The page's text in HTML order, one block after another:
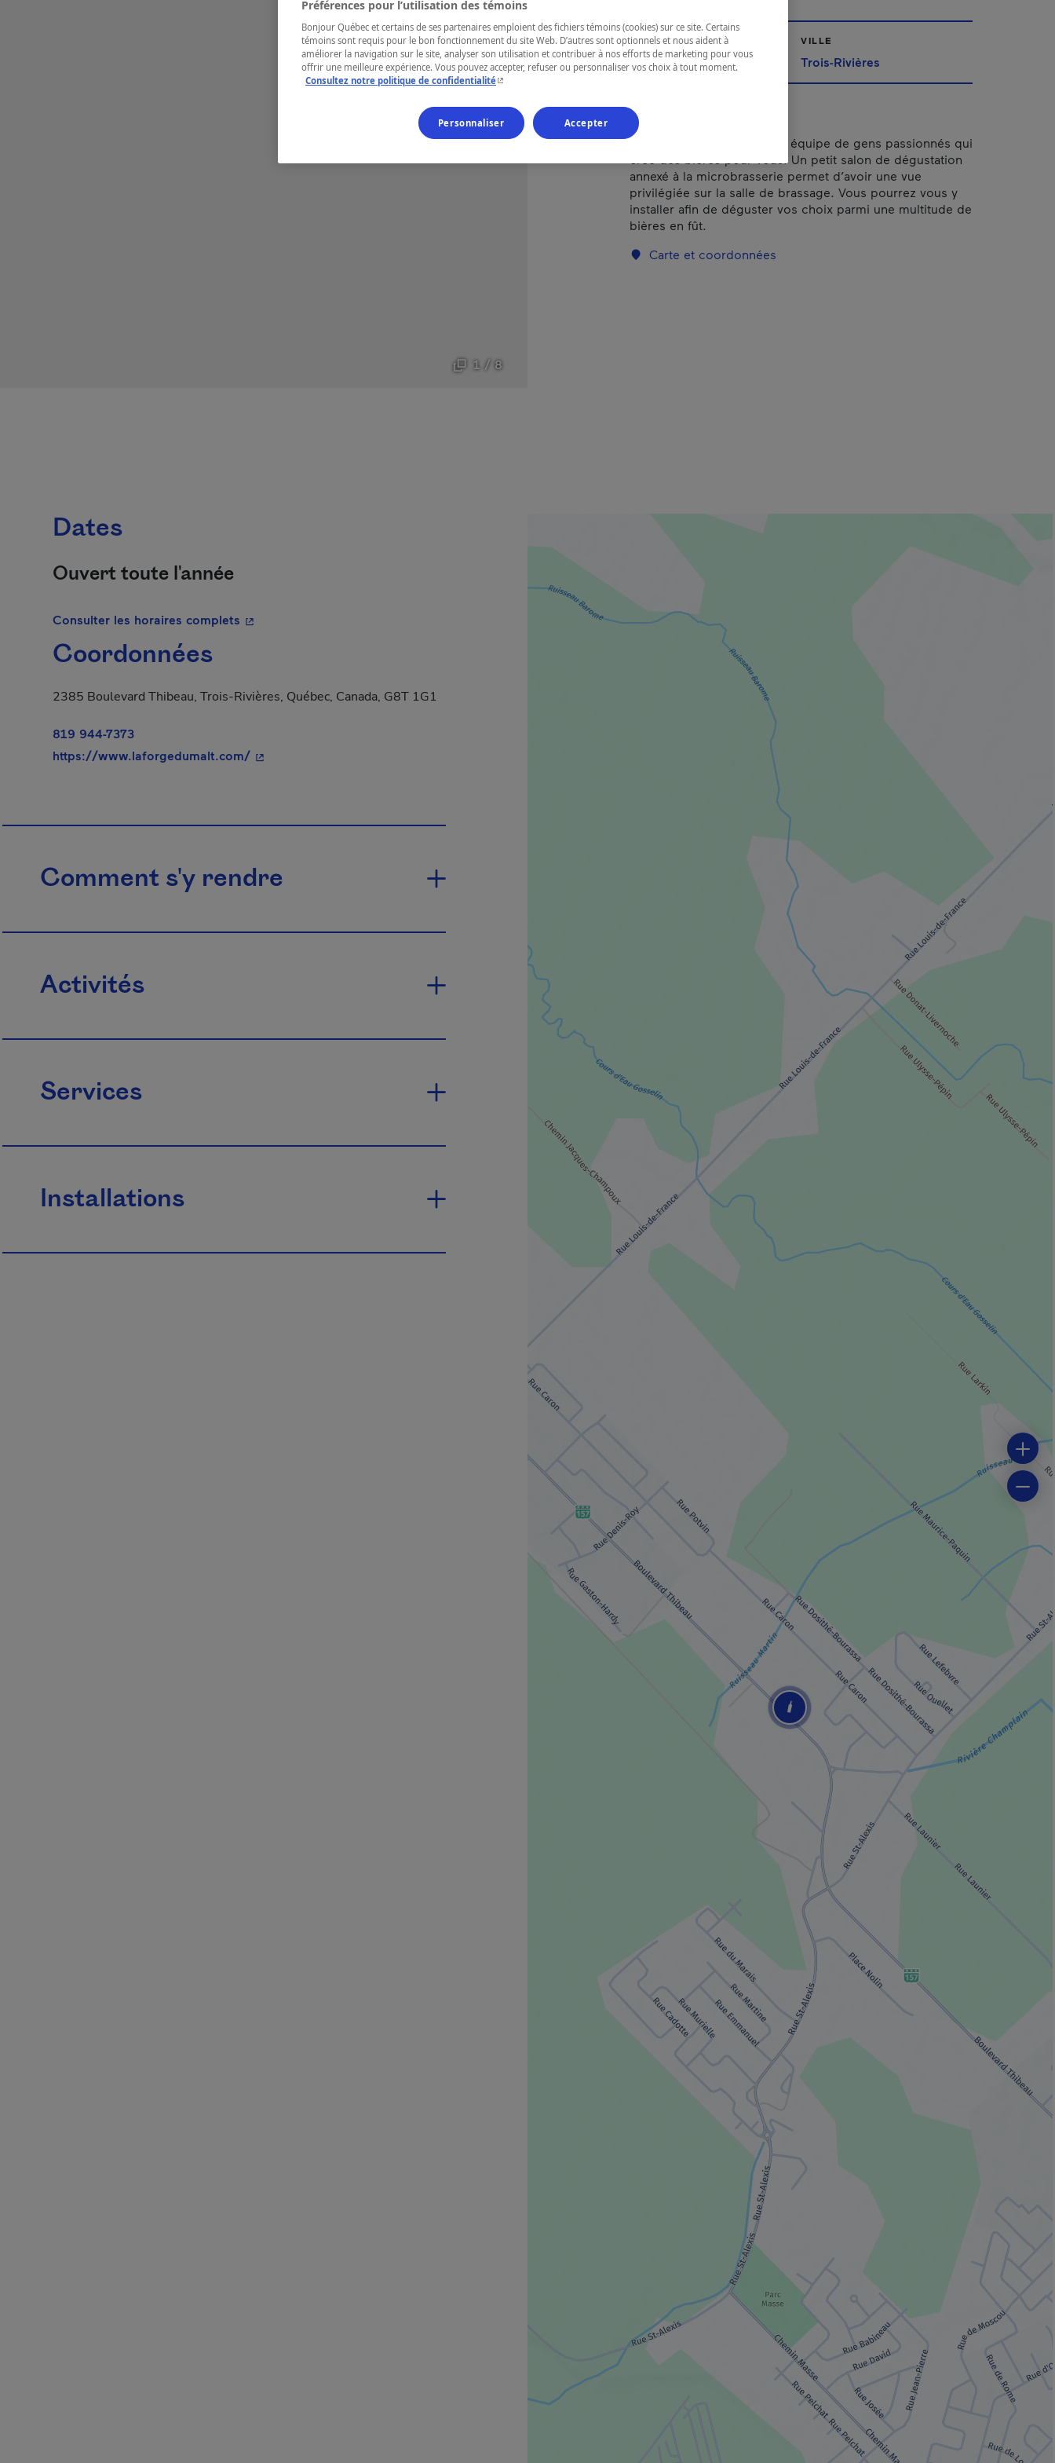
1 / 8
RÉGION
Mauricie
VILLE
Trois-Rivières
La Forge du Malt, c’est une équipe de gens passionnés qui
crée des bières pour vous! Un petit salon de dégustation
annexé à la microbrasserie permet d’avoir une vue
privilégiée sur la salle de brassage. Vous pourrez vous y
installer afin de déguster vos choix parmi une multitude de
bières en fût.
Carte et coordonnées
Dates
Ouvert toute l'année
Consulter les horaires complets - Cet hyperlien s'ouvrira dans une nouvelle fenêtre.
Coordonnées
2385 Boulevard Thibeau, Trois-Rivières, Québec, Canada, G8T 1G1
819 944-7373
https://www.laforgedumalt.com/- Cet hyperlien s'ouvrira dans une nouvelle fenêtre.
Comment s'y rendre
Activités
Services
Installations
Préférences pour l’utilisation des témoins
Bonjour Québec et certains de ses partenaires emploient des fichiers témoins (cookies) sur ce site. Certains
témoins sont requis pour le bon fonctionnement du site Web. D’autres sont optionnels et nous aident à
améliorer la navigation sur le site, analyser son utilisation et contribuer à nos efforts de marketing pour vous
offrir une meilleure expérience. Vous pouvez accepter, refuser ou personnaliser vos choix à tout moment.
Consultez notre politique de confidentialité- Cet hyperlien s'ouvrira dans une nouvelle fenêtre.
Personnaliser Accepter